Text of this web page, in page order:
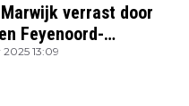
verrast door
Feyenoord-
'Niemand zag
13:09